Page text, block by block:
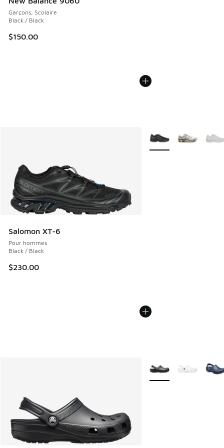
Garçons, Scolaire
Black / Black
$150.00
Salomon XT-6
Pour hommes
Black / Black
$230.00
Plus de couleurs
Plus de couleurs